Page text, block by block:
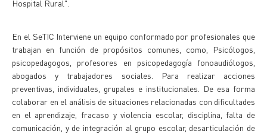
Hospital Rural".
En el SeTIC Interviene un equipo conformado por profesionales que
trabajan en función de propósitos comunes, como, Psicólogos,
psicopedagogos, profesores en psicopedagogía fonoaudiólogos,
abogados y trabajadores sociales. Para realizar acciones
preventivas, individuales, grupales e institucionales. De esa forma
colaborar en el análisis de situaciones relacionadas con dificultades
en el aprendizaje, fracaso y violencia escolar, disciplina, falta de
comunicación, y de integración al grupo escolar, desarticulación de